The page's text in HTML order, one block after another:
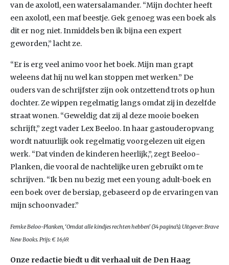
van de axolotl, een watersalamander. “Mijn dochter heeft
een axolotl, een maf beestje. Gek genoeg was een boek als
dit er nog niet. Inmiddels ben ik bijna een expert
geworden,” lacht ze.
“Er is erg veel animo voor het boek. Mijn man grapt
weleens dat hij nu wel kan stoppen met werken.” De
ouders van de schrijfster zijn ook ontzettend trots op hun
dochter. Ze wippen regelmatig langs omdat zij in dezelfde
straat wonen. “Geweldig dat zij al deze mooie boeken
schrijft,” zegt vader Lex Beeloo. In haar gastouderopvang
wordt natuurlijk ook regelmatig voorgelezen uit eigen
werk. “Dat vinden de kinderen heerlijk,”, zegt Beeloo-
Planken, die vooral de nachtelijke uren gebruikt om te
schrijven. “Ik ben nu bezig met een young adult-boek en
een boek over de bersiap, gebaseerd op de ervaringen van
mijn schoonvader.”
Femke Beloo-Planken, ‘Omdat alle kindjes rechten hebben’ (34 pagina’s). Uitgever: Brave
New Books. Prijs: € 16,49.
Onze redactie biedt u dit verhaal uit de Den Haag